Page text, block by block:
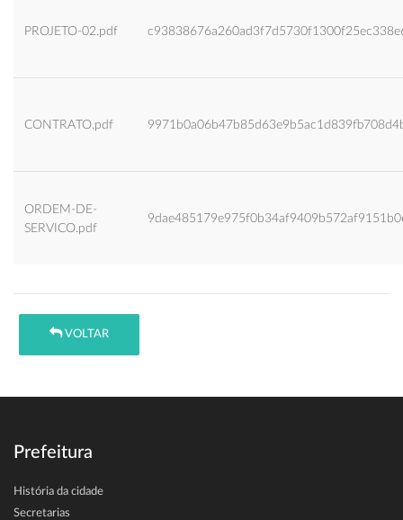
PROJETO-02.pdf
CONTRATO.pdf
ORDEM-DE-
SERVICO.pdf
VOLTAR
Prefeitura
História da cidade
Secretarias